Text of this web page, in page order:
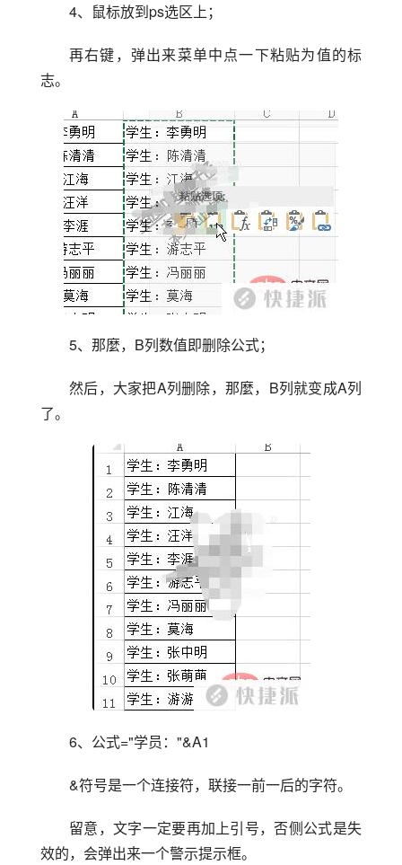
4、鼠标放到ps选区上；
再右键，弹出来菜单中点一下粘贴为值的标
志。
5、那麼，B列数值即删除公式；
然后，大家把A列删除，那麼，B列就变成A列
了。
6、公式="学员："&A1
&符号是一个连接符，联接一前一后的字符。
留意，文字一定要再加上引号，否侧公式是失
效的，会弹出来一个警示提示框。